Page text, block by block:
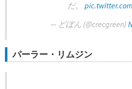
だ。
— どぼん (@crecgreen)
パーラー・リムジン